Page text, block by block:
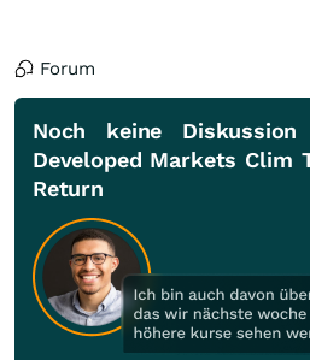
Forum
Noch keine
Developed Markets Clim
Return